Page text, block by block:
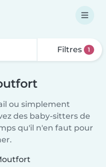
Filtres 1
ou simplement
des baby-sitters de
qu'il n'en faut pour